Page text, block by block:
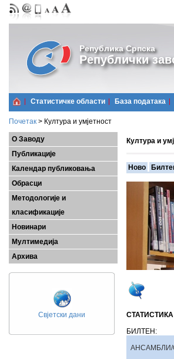
Република Српска
Републички
Статистичке области Базa података
Почетак > Култура и умјетност
О Заводу
Публикације
Календар публиковања
Обрасци
Методологије и
класификације
Новинари
Мултимедија
Архива
Свјетски дани
Култура и
Ново
БИЛТЕН:
АНСАМБЛИ/